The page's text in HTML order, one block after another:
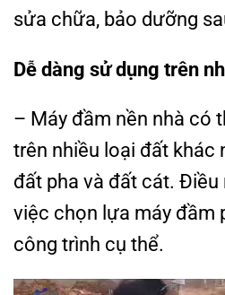
sửa chữa, bảo dưỡng
Dễ dàng sử dụng trên
– Máy đầm nền nhà có
trên nhiều loại đất khác
đất pha và đất cát. Điều
việc chọn lựa máy đầm
công trình cụ thể.